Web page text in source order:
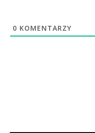
0 KOMENTARZY